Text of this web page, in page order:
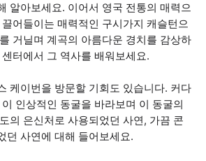
알아보세요. 이어서 영국 전통의 매력으
어들이는 매력적인 구시가지 캐슬턴으
거닐며 계곡의 아름다운 경치를 감상하
터에서 그 역사를 배워보세요.
케이번을 방문할 기회도 있습니다. 커다
인상적인 동굴을 바라보며 이 동굴의
의 은신처로 사용되었던 사연, 가끔 콘
던 사연에 대해 들어보세요.